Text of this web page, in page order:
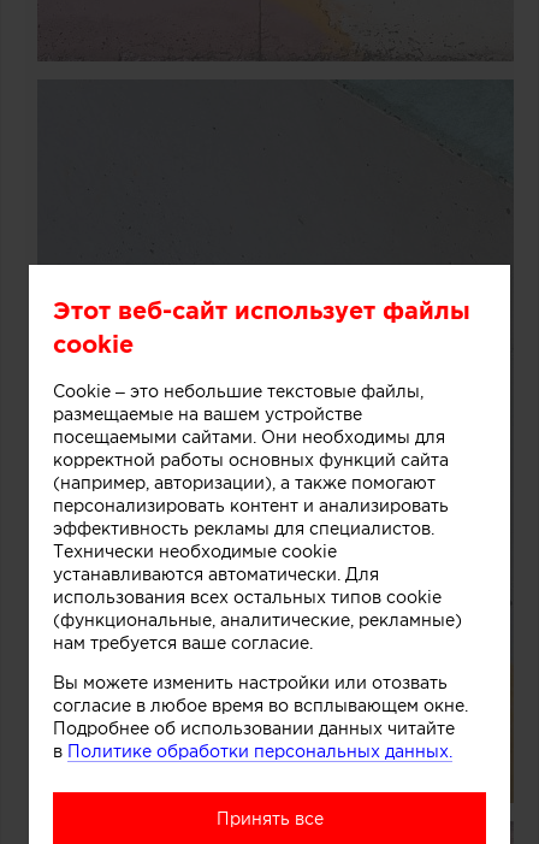
Этот веб-сайт использует файлы
cookie
Cookie – это небольшие текстовые файлы,
размещаемые на вашем устройстве
посещаемыми сайтами. Они необходимы для
корректной работы основных функций сайта
(например, авторизации), а также помогают
персонализировать контент и анализировать
эффективность рекламы для специалистов.
Технически необходимые cookie
устанавливаются автоматически. Для
использования всех остальных типов cookie
(функциональные, аналитические, рекламные)
нам требуется ваше согласие.
Вы можете изменить настройки или отозвать
согласие в любое время во всплывающем окне.
Подробнее об использовании данных читайте
в Политике обработки персональных данных.
Принять все